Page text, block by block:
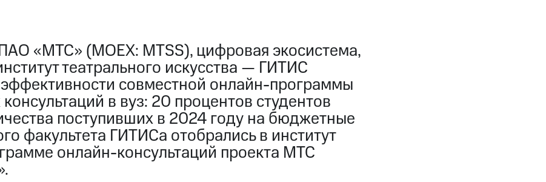
«МТС» (MOEX: MTSS), цифровая экосистема,
театрального искусства — ГИТИС
совместной онлайн-программы
в вуз: 20 процентов студентов
поступивших в 2024 году на бюджетные
факультета ГИТИСа отобрались в институт
онлайн-консультаций проекта МТС